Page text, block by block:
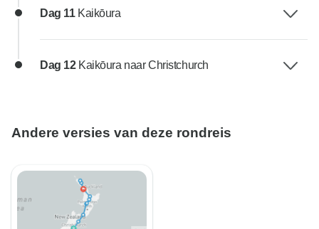
Dag 11 Kaikōura
Dag 12 Kaikōura naar Christchurch
Andere versies van deze rondreis